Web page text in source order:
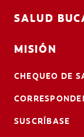
SALUD
MISIÓN
CHEQUEO DE
SUSCRÍBASE